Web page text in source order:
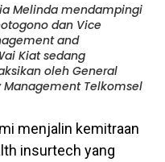
Melinda mendampingi
dan Vice
and
Kiat sedang
oleh General
Management Telkomsel
menjalin kemitraan
insurtech yang